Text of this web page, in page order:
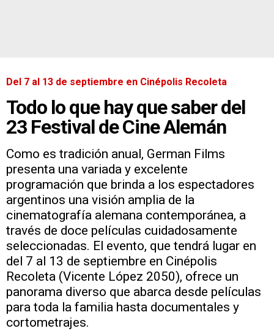
Del 7 al 13 de septiembre en Cinépolis Recoleta
Todo lo que hay que saber del
23 Festival de Cine Alemán
Como es tradición anual, German Films
presenta una variada y excelente
programación que brinda a los espectadores
argentinos una visión amplia de la
cinematografía alemana contemporánea, a
través de doce películas cuidadosamente
seleccionadas. El evento, que tendrá lugar en
del 7 al 13 de septiembre en Cinépolis
Recoleta (Vicente López 2050), ofrece un
panorama diverso que abarca desde películas
para toda la familia hasta documentales y
cortometrajes.